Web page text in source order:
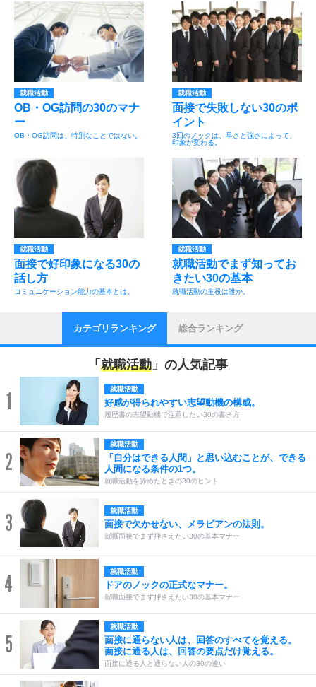
就職活動
OB・OG訪問の30のマナ
ー
OB・OG訪問は、特別なことではない。
就職活動
面接で失敗しない30のポ
イント
3回のノックは、早さと強さによって、
印象が変わる。
就職活動
面接で好印象になる30の
話し方
コミュニケーション能力の基本とは。
就職活動
就職活動でまず知ってお
きたい30の基本
就職活動の主役は誰か。
カテゴリランキング 総合ランキング
「 就職活動 」の人気記事
1 就職活動
好感が得られやすい志望動機の構成。
履歴書の志望動機で注意したい30の書き方
2
就職活動
「自分はできる人間」と思い込むことが、できる
人間になる条件の1つ。
就職活動を諦めたときの30のヒント
3 就職活動
面接で欠かせない、メラビアンの法則。
就職面接でまず押さえたい30の基本マナー
4 就職活動
ドアのノックの正式なマナー。
就職面接でまず押さえたい30の基本マナー
5
就職活動
面接に通らない人は、回答のすべてを覚える。
面接に通る人は、回答の要点だけ覚える。
面接に通る人と通らない人の30の違い